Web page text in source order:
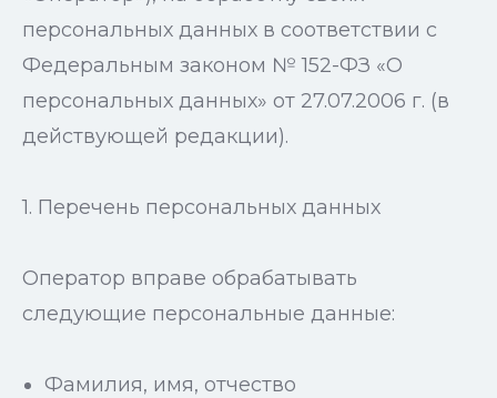
персональных данных в соответствии с
Федеральным законом № 152-ФЗ «О
персональных данных» от 27.07.2006 г. (в
действующей редакции).
1. Перечень персональных данных
Оператор вправе обрабатывать
следующие персональные данные:
Фамилия, имя, отчество